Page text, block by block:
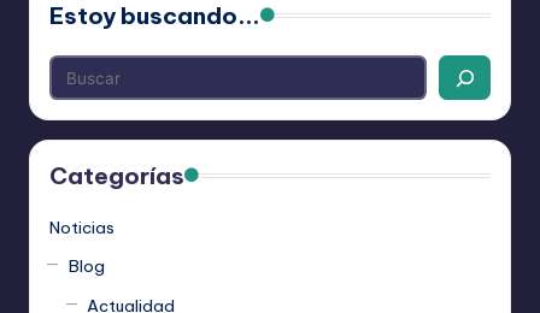
Estoy buscando...
Categorías
Noticias
Blog
Actualidad